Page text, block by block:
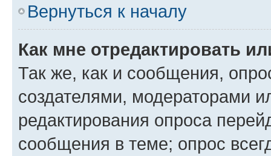
Вернуться к началу
Как мне отредактировать
Так же, как и сообщения,
создателями, модераторами
редактирования опроса
сообщения в теме; опрос